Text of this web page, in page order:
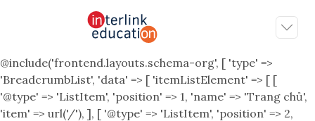
@include('frontend.layouts.schema-org', [ 'type' =>
'BreadcrumbList', 'data' => [ 'itemListElement' => [ [
'@type' => 'ListItem', 'position' => 1, 'name' => 'Trang chủ',
'item' => url('/'), ], [ '@type' => 'ListItem', 'position' => 2,